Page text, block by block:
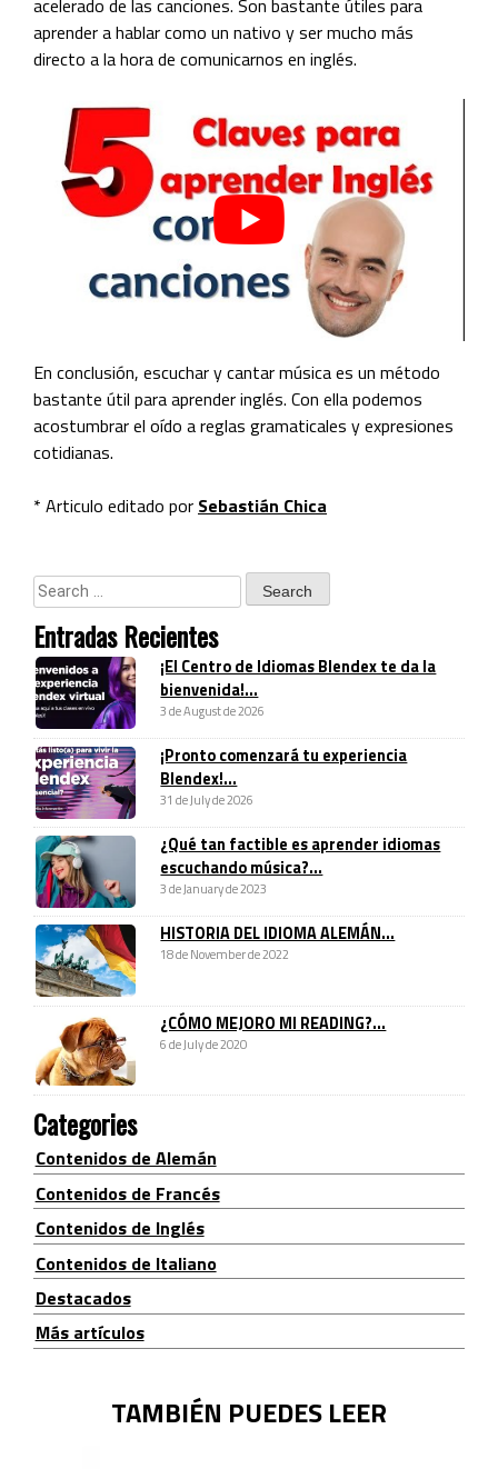
aprender a hablar como un nativo y ser mucho más
directo a la hora de comunicarnos en inglés.
En conclusión, escuchar y cantar música es un método
bastante útil para aprender inglés. Con ella podemos
acostumbrar el oído a reglas gramaticales y expresiones
cotidianas.
* Articulo editado por Sebastián Chica
Entradas Recientes
¡El Centro de Idiomas Blendex te da la
bienvenida!...
3 de August de 2026
¡Pronto comenzará tu experiencia
Blendex!...
31 de July de 2026
¿Qué tan factible es aprender idiomas
escuchando música?...
3 de January de 2023
HISTORIA DEL IDIOMA ALEMÁN...
18 de November de 2022
¿CÓMO MEJORO MI READING?...
6 de July de 2020
Categories
Contenidos de Alemán
Contenidos de Francés
Contenidos de Inglés
Contenidos de Italiano
Destacados
Más artículos
TAMBIÉN PUEDES LEER